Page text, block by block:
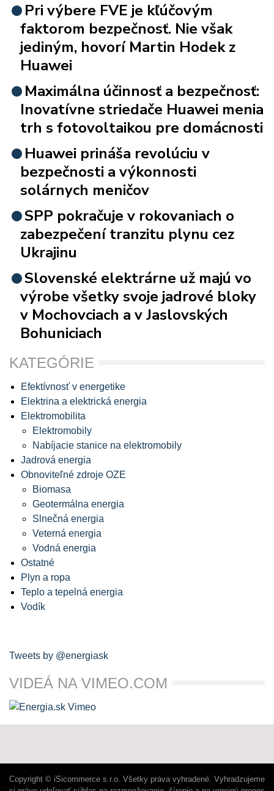
Pri výbere FVE je kľúčovým
faktorom bezpečnosť. Nie však
jediným, hovorí Martin Hodek z
Huawei
Maximálna účinnosť a bezpečnosť:
Inovatívne striedače Huawei menia
trh s fotovoltaikou pre domácnosti
Huawei prináša revolúciu v
bezpečnosti a výkonnosti
solárnych meničov
SPP pokračuje v rokovaniach o
zabezpečení tranzitu plynu cez
Ukrajinu
Slovenské elektrárne už majú vo
výrobe všetky svoje jadrové bloky
v Mochovciach a v Jaslovských
Bohuniciach
KATEGÓRIE
Efektívnosť v energetike
Elektrina a elektrická energia
Elektromobilita
Elektromobily
Nabíjacie stanice na elektromobily
Jadrová energia
Obnoviteľné zdroje OZE
Biomasa
Geotermálna energia
Slnečná energia
Veterná energia
Vodná energia
Ostatné
Plyn a ropa
Teplo a tepelná energia
Vodík
Tweets by @energiask
VIDEÁ NA VIMEO.COM
Copyright © iSicommerce s.r.o. Všetky práva vyhradené. Vyhradzujeme